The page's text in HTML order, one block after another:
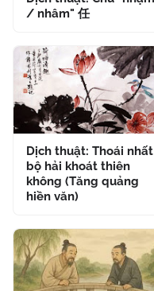
/ nhâm" 任
Dịch thuật: Thoái nhất
bộ hải khoát thiên
không (Tăng quảng
hiền văn)